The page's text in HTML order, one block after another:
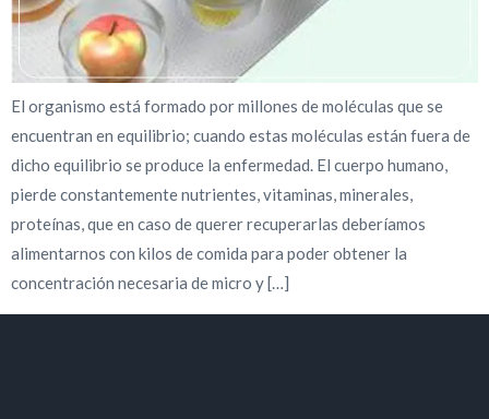
El organismo está formado por millones de moléculas que se
encuentran en equilibrio; cuando estas moléculas están fuera de
dicho equilibrio se produce la enfermedad. El cuerpo humano,
pierde constantemente nutrientes, vitaminas, minerales,
proteínas, que en caso de querer recuperarlas deberíamos
alimentarnos con kilos de comida para poder obtener la
concentración necesaria de micro y […]